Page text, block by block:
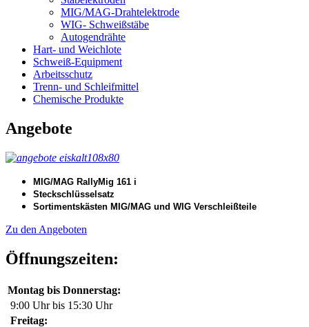
MIG/MAG-Drahtelektrode
WIG- Schweißstäbe
Autogendrähte
Hart- und Weichlote
Schweiß-Equipment
Arbeitsschutz
Trenn- und Schleifmittel
Chemische Produkte
Angebote
MIG/MAG RallyMig 161 i
Steckschlüsselsatz
Sortimentskästen MIG/MAG und WIG Verschleißteile
Zu den Angeboten
Öffnungszeiten:
Montag bis Donnerstag:
9:00 Uhr bis 15:30 Uhr
Freitag: